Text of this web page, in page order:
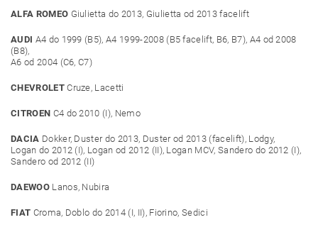
ALFA ROMEO Giulietta do 2013, Giulietta od 2013 facelift
AUDI A4 do 1999 (B5), A4 1999-2008 (B5 facelift, B6, B7), A4 od 2008
(B8),
A6 od 2004 (C6, C7)
CHEVROLETCruze, Lacetti
CITROEN C4 do 2010 (I), Nemo
DACIA Dokker, Duster do 2013, Duster od 2013 (facelift), Lodgy,
Logan do 2012 (I), Logan od 2012 (II), Logan MCV, Sandero do 2012 (I),
Sandero od 2012 (II)
DAEWOOLanos, Nubira
FIAT Croma, Doblo do 2014 (I, II), Fiorino, Sedici